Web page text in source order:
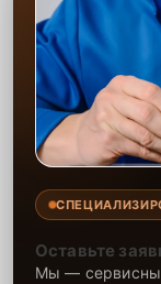
Оставьте
Мы —